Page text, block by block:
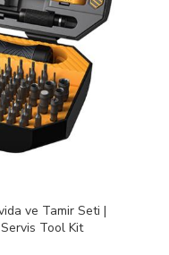
ve Tamir Seti |
Tool Kit